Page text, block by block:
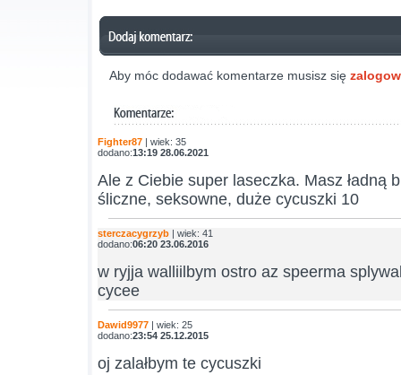
Aby móc dodawać komentarze musisz się
Fighter87 | wiek: 35
dodano:13:19 28.06.2021
Ale z Ciebie super laseczka. Masz ładną
śliczne, seksowne, duże cycuszki 10
sterczacygrzyb | wiek: 41
dodano:06:20 23.06.2016
w ryjja walliilbym ostro az speerma
cycee
Dawid9977 | wiek: 25
dodano:23:54 25.12.2015
oj zalałbym te cycuszki